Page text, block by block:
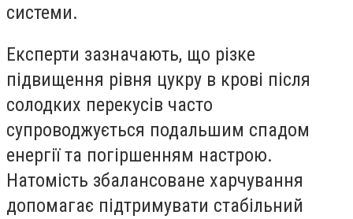
системи.
Експерти зазначають, що різке
підвищення рівня цукру в крові після
солодких перекусів часто
супроводжується подальшим спадом
енергії та погіршенням настрою.
Натомість збалансоване харчування
допомагає підтримувати стабільний